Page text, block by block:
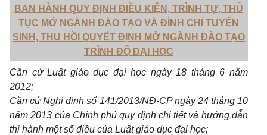
BAN HÀNH QUY ĐỊNH ĐIỀU KIỆN, TRÌNH TỰ, THỦ
TỤC MỞ NGÀNH ĐÀO TẠO VÀ ĐÌNH CHỈ TUYỂN
SINH, THU HỒI QUYẾT ĐỊNH MỞ NGÀNH ĐÀO TẠO
TRÌNH ĐỘ ĐẠI HỌC
Căn cứ Luật giáo dục đại học ngày 18 tháng 6 năm
2012;
Căn cứ Nghị định số 141/2013/NĐ-CP ngày 24 tháng 10
năm 2013 của Chính phủ quy định chi tiết và hướng dẫn
thi hành một số điều của Luật giáo dục đại học;